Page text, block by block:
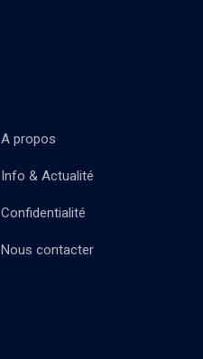
A propos
Info & Actualité
Confidentialité
Nous contacter